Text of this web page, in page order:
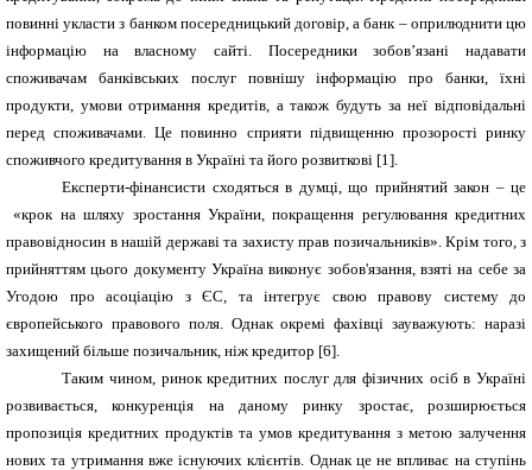
повинні укласти з банком посередницький договір, а банк – оприлюднити цю
інформацію на власному сайті. Посередники зобов’язані надавати
споживачам банківських послуг повнішу інформацію про банки, їхні
продукти, умови отримання кредитів, а також будуть за неї відповідальні
перед споживачами. Це повинно сприяти підвищенню прозорості ринку
споживчого кредитування в Україні та його розвиткові [1].
Експерти-фінансисти сходяться в думці, що прийнятий закон – це
«крок на шляху зростання України, покращення регулювання кредитних
правовідносин в нашій державі та захисту прав позичальників». Крім того, з
прийняттям цього документу Україна виконує зобов'язання, взяті на себе за
Угодою про асоціацію з ЄС, та інтегрує свою правову систему до
європейського правового поля. Однак окремі фахівці зауважують: наразі
захищений більше позичальник, ніж кредитор [6]
Таким чином, ринок кредитних послуг для фізичних осіб в Україні
розвивається, конкуренція на даному ринку зростає, розширюється
пропозиція кредитних продуктів та умов кредитування з метою залучення
нових та утримання вже існуючих клієнтів. Однак це не впливає на ступінь